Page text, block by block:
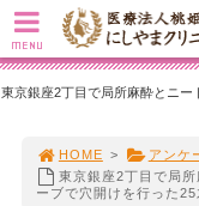
東京銀座2丁目で局所麻酔とニ
HOME > アンケ
東京銀座2丁目で局
ーブで穴開けを行った
MENU